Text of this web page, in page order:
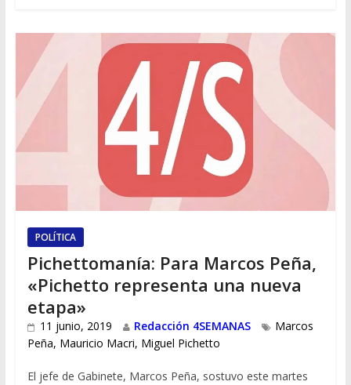
POLÍTICA
Pichettomanía: Para Marcos Peña,
«Pichetto representa una nueva
etapa»
11 junio, 2019 Redacción 4SEMANAS
Marcos
Peña, Mauricio Macri, Miguel Pichetto
El jefe de Gabinete, Marcos Peña, sostuvo este martes